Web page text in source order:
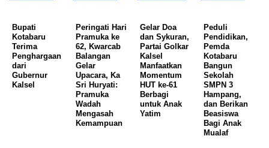
Bupati
Kotabaru
Terima
Penghargaan
dari
Gubernur
Kalsel
Peringati Hari
Pramuka ke
62, Kwarcab
Balangan
Gelar
Upacara, Ka
Sri Huryati:
Pramuka
Wadah
Mengasah
Kemampuan
Gelar Doa
dan Sykuran,
Partai Golkar
Kalsel
Manfaatkan
Momentum
HUT ke-61
Berbagi
untuk Anak
Yatim
Peduli
Pendidikan,
Pemda
Kotabaru
Bangun
Sekolah
SMPN 3
Hampang,
dan Berikan
Beasiswa
Bagi Anak
Mualaf